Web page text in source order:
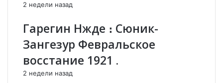
я
н
.
П
з
е
2 недели назад
Гарегин Нжде ։ Сюник-
Зангезур Февральское
восстание 1921 .
2 недели назад